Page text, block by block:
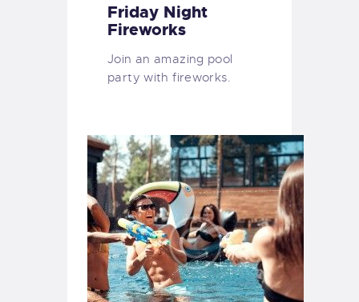
Friday Night
Fireworks
Join an amazing pool
party with fireworks.